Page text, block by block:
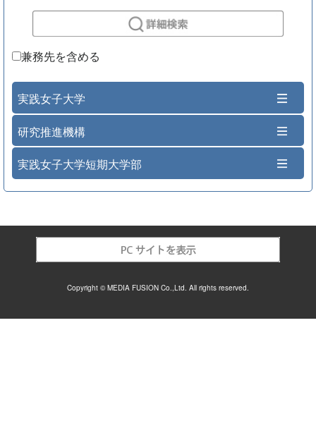
兼務先を含める
実践女子大学
研究推進機構
実践女子大学短期大学部
Copyright © MEDIA FUSION Co.,Ltd. All rights reserved.